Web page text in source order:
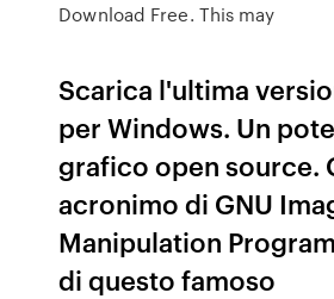
Download Free. This may
Scarica l'ultima
per Windows. Un
grafico open source.
acronimo di GNU
Manipulation
di questo famoso